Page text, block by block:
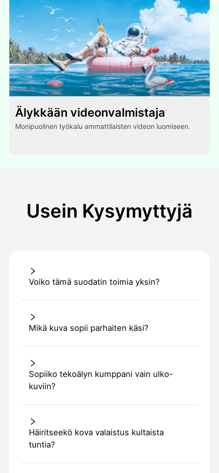
Älykkään videonvalmistaja
Monipuolinen työkalu ammattilaisten videon luomiseen.
Usein Kysymyttyjä
Voiko tämä suodatin toimia yksin?
Mikä kuva sopii parhaiten käsi?
Sopiiko tekoälyn kumppani vain ulko-
kuviin?
Häiritseekö kova valaistus kultaista
tuntia?